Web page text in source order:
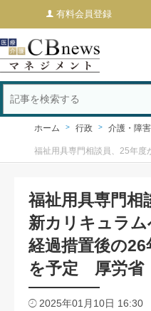
有料会員登録
ホーム 行政 介護・障
福祉用具専門相談員、25年度
福祉用具専門相
新カリキュラ
経過措置後の
を予定 厚労省
2025年01月10日 16:30